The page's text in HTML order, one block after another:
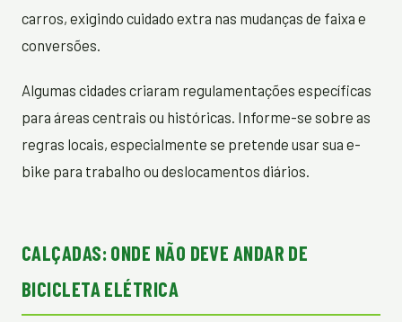
carros, exigindo cuidado extra nas mudanças de faixa e
conversões.
Algumas cidades criaram regulamentações específicas
para áreas centrais ou históricas. Informe-se sobre as
regras locais, especialmente se pretende usar sua e-
bike para trabalho ou deslocamentos diários.
CALÇADAS: ONDE NÃO DEVE ANDAR DE
BICICLETA ELÉTRICA